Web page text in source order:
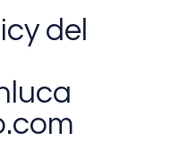
del